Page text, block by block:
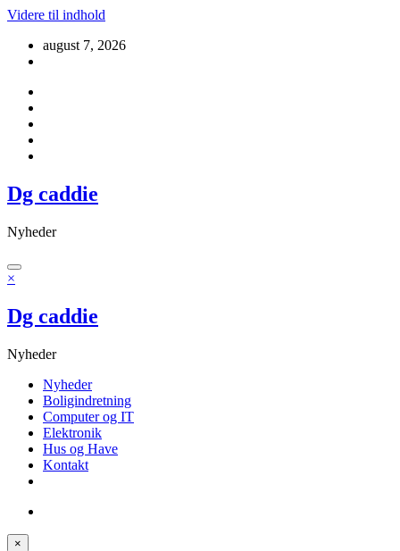
Videre til indhold
august 7, 2026
Dg caddie
Nyheder
×
Dg caddie
Nyheder
Nyheder
Boligindretning
Computer og IT
Elektronik
Hus og Have
Kontakt
×